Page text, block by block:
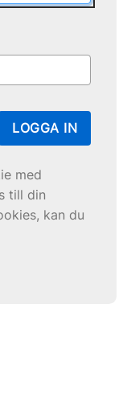
LOGGA IN
med
till din
kan du